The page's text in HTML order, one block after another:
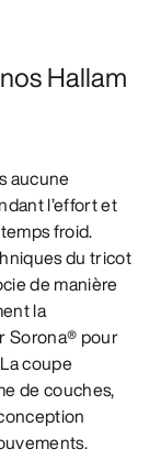
Hallam
aucune
l’effort et
froid.
du tricot
de manière
la
Sorona® pour
coupe
de couches,